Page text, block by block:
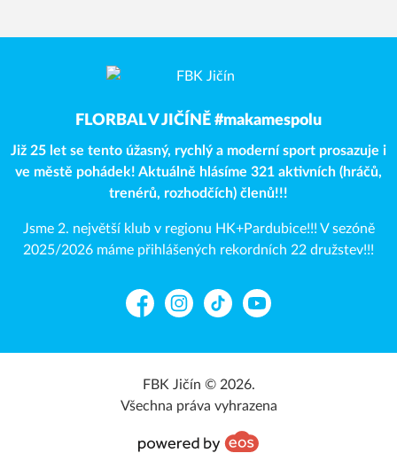
FLORBAL V JIČÍNĚ #makamespolu
Již 25 let se tento úžasný, rychlý a moderní sport prosazuje i
ve městě pohádek! Aktuálně hlásíme 321 aktivních (hráčů,
trenérů, rozhodčích) členů!!!
Jsme 2. největší klub v regionu HK+Pardubice!!! V sezóně
2025/2026 máme přihlášených rekordních 22 družstev!!!
FacebookInstagram
TikTok YouTube
FBK Jičín © 2026.
Všechna práva vyhrazena